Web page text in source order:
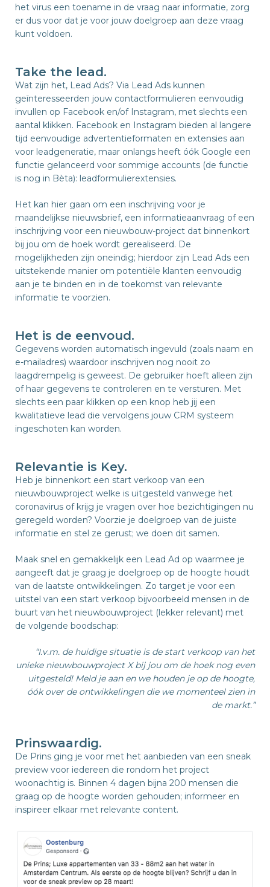
het virus een toename in de vraag naar informatie, zorg
er dus voor dat je voor jouw doelgroep aan deze vraag
kunt voldoen.
Take the lead.
Wat zijn het, Lead Ads? Via Lead Ads kunnen
geïnteresseerden jouw contactformulieren eenvoudig
invullen op Facebook en/of Instagram, met slechts een
aantal klikken. Facebook en Instagram bieden al langere
tijd eenvoudige advertentieformaten en extensies aan
voor leadgeneratie, maar onlangs heeft óók Google een
functie gelanceerd voor sommige accounts (de functie
is nog in Bèta): leadformulierextensies.
Het kan hier gaan om een inschrijving voor je
maandelijkse nieuwsbrief, een informatieaanvraag of een
inschrijving voor een nieuwbouw-project dat binnenkort
bij jou om de hoek wordt gerealiseerd. De
mogelijkheden zijn oneindig; hierdoor zijn Lead Ads een
uitstekende manier om potentiële klanten eenvoudig
aan je te binden en in de toekomst van relevante
informatie te voorzien.
Het is de eenvoud.
Gegevens worden automatisch ingevuld (zoals naam en
e-mailadres) waardoor inschrijven nog nooit zo
laagdrempelig is geweest. De gebruiker hoeft alleen zijn
of haar gegevens te controleren en te versturen. Met
slechts een paar klikken op een knop heb jij een
kwalitatieve lead die vervolgens jouw CRM systeem
ingeschoten kan worden.
Relevantie is Key.
Heb je binnenkort een start verkoop van een
nieuwbouwproject welke is uitgesteld vanwege het
coronavirus of krijg je vragen over hoe bezichtigingen nu
geregeld worden? Voorzie je doelgroep van de juiste
informatie en stel ze gerust; we doen dit samen.
Maak snel en gemakkelijk een Lead Ad op waarmee je
aangeeft dat je graag je doelgroep op de hoogte houdt
van de laatste ontwikkelingen. Zo target je voor een
uitstel van een start verkoop bijvoorbeeld mensen in de
buurt van het nieuwbouwproject (lekker relevant) met
de volgende boodschap:
“I.v.m. de huidige situatie is de start verkoop van het
unieke nieuwbouwproject X bij jou om de hoek nog even
uitgesteld! Meld je aan en we houden je op de hoogte,
óók over de ontwikkelingen die we momenteel zien in
de markt.”
Prinswaardig.
De Prins ging je voor met het aanbieden van een sneak
preview voor iedereen die rondom het project
woonachtig is. Binnen 4 dagen bijna 200 mensen die
graag op de hoogte worden gehouden; informeer en
inspireer elkaar met relevante content.